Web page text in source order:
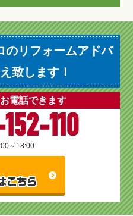
のリフォームアドバ
致します！
電話できます
110
～18:00